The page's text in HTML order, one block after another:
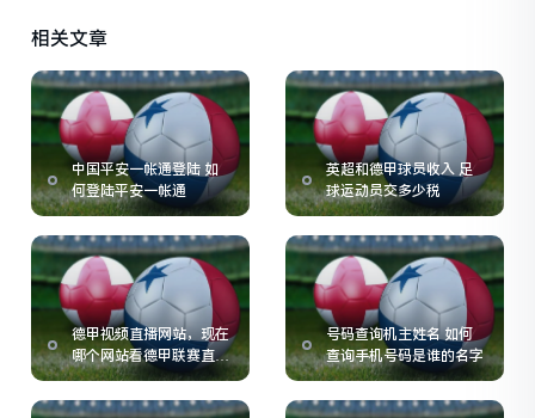
相关文章
中国平安一帐通登陆 如
何登陆平安一帐通
英超和德甲球员收入 足
球运动员交多少税
德甲视频直播网站，现在
哪个网站看德甲联赛直播
比较方便
号码查询机主姓名 如何
查询手机号码是谁的名字